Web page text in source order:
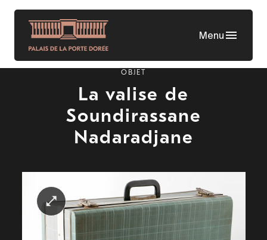
Aller
contenu
principal
Menu
OBJET
La valise de
Soundirassane
Nadaradjane